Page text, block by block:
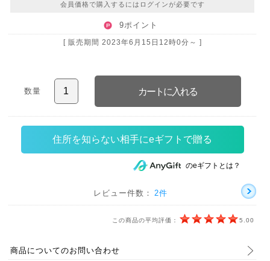
会員価格で購入するにはログインが必要です
9ポイント
[ 販売期間 2023年6月15日12時0分 ～ ]
数量
住所を知らない相手にeギフトで贈る
のeギフトとは？
レビュー件数： 2件
この商品の平均評価： 5.00
商品についてのお問い合わせ